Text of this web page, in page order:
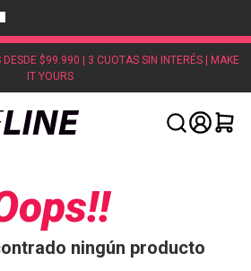
DESDE $99.990 | 3 CUOTAS SIN INTERÉS | MAKE
IT YOURS
ningún producto